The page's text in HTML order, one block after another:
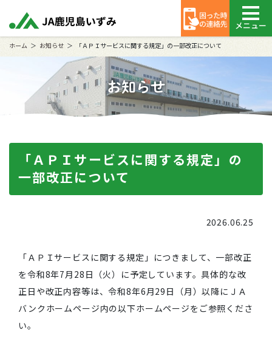
メニュー
ホーム お知らせ 「ＡＰＩサービスに関する規定」の一部改正について
お知らせ
「ＡＰＩサービスに関する規定」の
一部改正について
2026.06.25
「ＡＰＩサービスに関する規定」につきまして、一部改正
を令和8年7月28日（火）に予定しています。具体的な改
正日や改正内容等は、令和8年6月29日（月）以降にＪＡ
バンクホームページ内の以下ホームページをご参照くださ
い。